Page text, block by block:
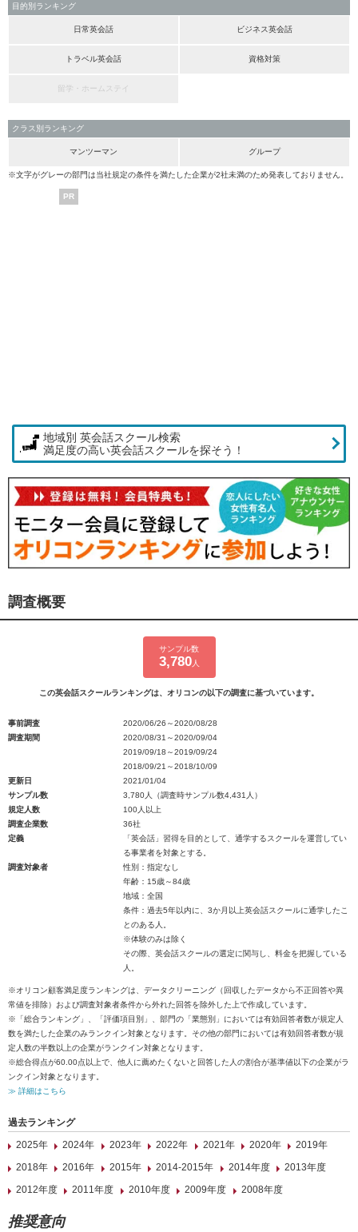
目的別ランキング
日常英会話 ビジネス英会話
トラベル英会話 資格対策
留学・ホームステイ
クラス別ランキング
マンツーマン グループ
※文字がグレーの部門は当社規定の条件を満たした企業が2社未満のため発表しておりません。
PR
地域別 英会話スクール検索
満足度の高い英会話スクールを探そう！
調査概要
サンプル数
3,780人
この英会話スクールランキングは、オリコンの以下の調査に基づいています。
事前調査
2020/06/26～2020/08/28
調査期間
2020/08/31～2020/09/04
2019/09/18～2019/09/24
2018/09/21～2018/10/09
更新日
2021/01/04
サンプル数
3,780人（調査時サンプル数4,431人）
規定人数
100人以上
調査企業数
36社
定義
「英会話」習得を目的として、通学するスクールを運営してい
る事業者を対象とする。
調査対象者
性別：指定なし
年齢：15歳～84歳
地域：全国
条件：過去5年以内に、3か月以上英会話スクールに通学したこ
とのある人。
※体験のみは除く
その際、英会話スクールの選定に関与し、料金を把握している
人。
※オリコン顧客満足度ランキングは、データクリーニング（回収したデータから不正回答や異
常値を排除）および調査対象者条件から外れた回答を除外した上で作成しています。
※「総合ランキング」、「評価項目別」、部門の「業態別」においては有効回答者数が規定人
数を満たした企業のみランクイン対象となります。その他の部門においては有効回答者数が規
定人数の半数以上の企業がランクイン対象となります。
※総合得点が60.00点以上で、他人に薦めたくないと回答した人の割合が基準値以下の企業がラ
ンクイン対象となります。
≫ 詳細はこちら
過去ランキング
2025年
2024年 2023年 2022年 2021年 2020年
2019年
2018年
2016年 2015年 2014-2015年 2014年度
2013年度
2012年度
2011年度 2010年度 2009年度 2008年度
推奨意向